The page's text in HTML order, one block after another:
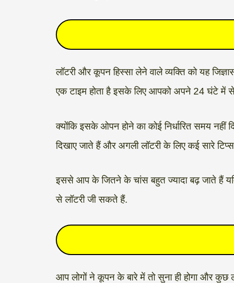
लॉटरी और कूपन हिस्सा लेने वाले व्यक्ति को यह
एक टाइम होता है इसके लिए आपको अपने 24 घंटे में
क्योंकि इसके ओपन होने का कोई निर्धारित समय नहीं
दिखाए जाते हैं और अगली लॉटरी के लिए कई सारे
इससे आप के जितने के चांस बहुत ज्यादा बढ़ जाते हैं
से लॉटरी जी सकते हैं.
आप लोगों ने कूपन के बारे में तो सुना ही होगा और कुछ